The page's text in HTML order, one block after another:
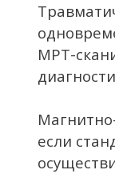
МРТ-
если